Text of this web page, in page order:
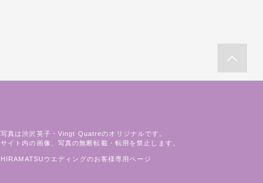
写真は渋沢英子・Vingt Quatreのオリジナルです。
サイト内の画像、写真の無断転載・転用を禁止します。
HIRAMATSUウエディングのお客様専用ページ